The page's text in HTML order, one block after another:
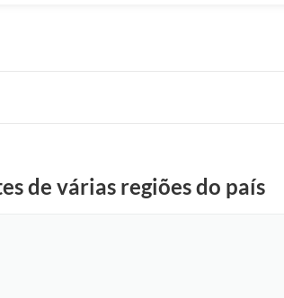
de várias regiões do país